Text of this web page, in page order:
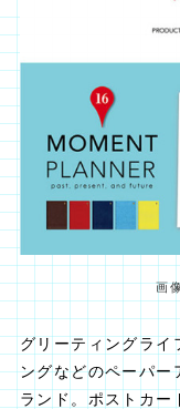
画
グリーティングライ
ングなどのペーパー
ランド。ポストカー